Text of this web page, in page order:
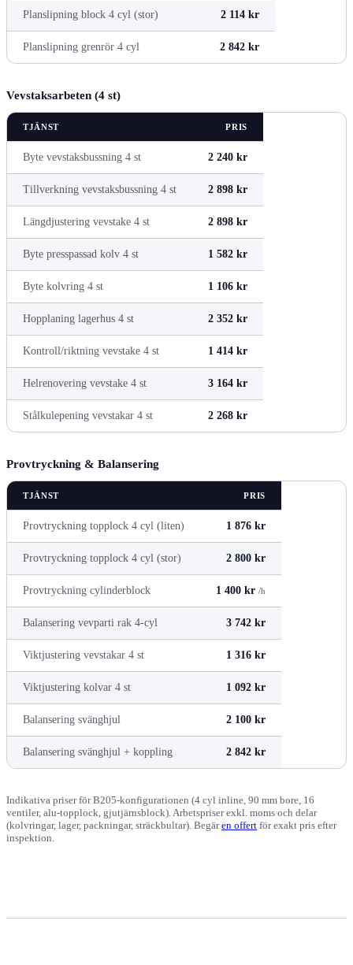
Planslipning block 4 cyl (stor) 2 114 kr
Planslipning grenrör 4 cyl 2 842 kr
Vevstaksarbeten (4 st)
TJÄNST PRIS
Byte vevstaksbussning 4 st 2 240 kr
Tillverkning vevstaksbussning 4 st 2 898 kr
Längdjustering vevstake 4 st 2 898 kr
Byte presspassad kolv 4 st 1 582 kr
Byte kolvring 4 st 1 106 kr
Hopplaning lagerhus 4 st 2 352 kr
Kontroll/riktning vevstake 4 st 1 414 kr
Helrenovering vevstake 4 st 3 164 kr
Stålkulepening vevstakar 4 st 2 268 kr
Provtryckning & Balansering
TJÄNST PRIS
Provtryckning topplock 4 cyl (liten) 1 876 kr
Provtryckning topplock 4 cyl (stor) 2 800 kr
Provtryckning cylinderblock 1 400 kr /h
Balansering vevparti rak 4-cyl 3 742 kr
Viktjustering vevstakar 4 st 1 316 kr
Viktjustering kolvar 4 st 1 092 kr
Balansering svänghjul 2 100 kr
Balansering svänghjul + koppling 2 842 kr
Indikativa priser för B205-konfigurationen (4 cyl inline, 90 mm bore, 16
ventiler, alu-topplock, gjutjärnsblock). Arbetspriser exkl. moms och delar
(kolvringar, lager, packningar, sträckbultar). Begär en offert för exakt pris efter
inspektion.